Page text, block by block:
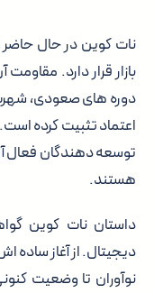
نات کوین در حال حاضر
بازار قرار دارد. مقاومت
دوره های صعودی،
اعتماد تثبیت کرده
توسعه دهندگان فعال
هستند.
داستان نات کوین
دیجیتال. از آغاز ساده
نوآوران تا وضعیت